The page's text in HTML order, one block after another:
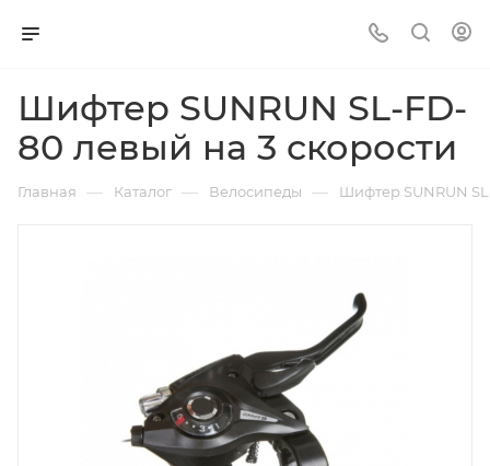
Шифтер SUNRUN SL-FD-
80 левый на 3 скорости
Главная — Каталог — Велосипеды — Шифтер SUNRUN